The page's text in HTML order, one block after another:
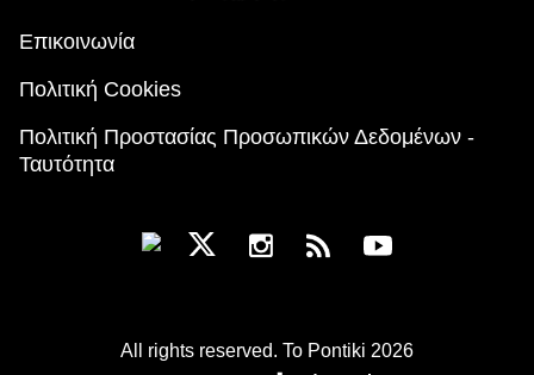
Επικοινωνία
Πολιτική Cookies
Πολιτική Προστασίας Προσωπικών Δεδομένων -
Ταυτότητα
All rights reserved. To Pontiki 2026